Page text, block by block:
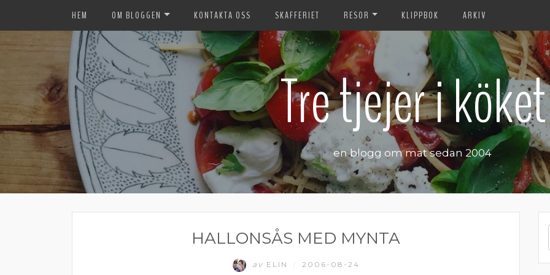
HEM OM BLOGGEN KONTAKTA OSS SKAFFERIET RESOR KLIPPBOK ARKIV
Tre tjejer i köket
en blogg om mat sedan 2004
HALLONSÅS MED MYNTA
av ELIN 2006-08-24